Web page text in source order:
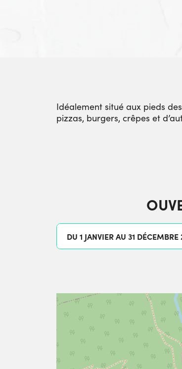
Idéalement situé aux pieds
pizzas, burgers, crêpes et
DU 1 JANVIER AU 31